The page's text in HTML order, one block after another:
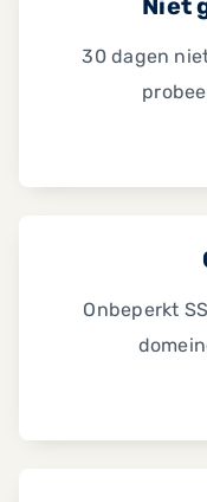
Niet
30 dagen
Onbeperkt